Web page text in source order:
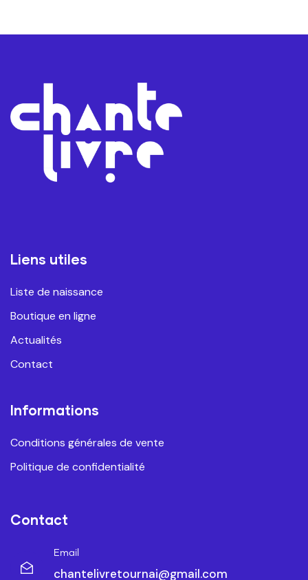
Liens utiles
Liste de naissance
Boutique en ligne
Actualités
Contact
Informations
Conditions générales de vente
Politique de confidentialité
Contact
Email
chantelivretournai@gmail.com